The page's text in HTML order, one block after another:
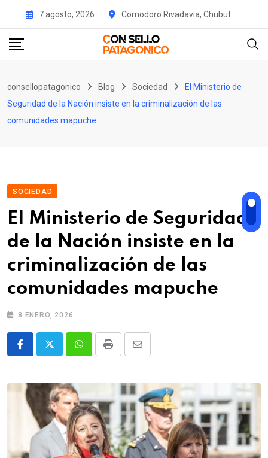
content
7 agosto, 2026 Comodoro Rivadavia, Chubut
consellopatagonico Blog Sociedad
El Ministerio de
Seguridad de la Nación insiste en la criminalización de las
comunidades mapuche
SOCIEDAD
El Ministerio de Seguridad
de la Nación insiste en la
criminalización de las
comunidades mapuche
8 ENERO, 2026
WhatsappPrint
Share
Email